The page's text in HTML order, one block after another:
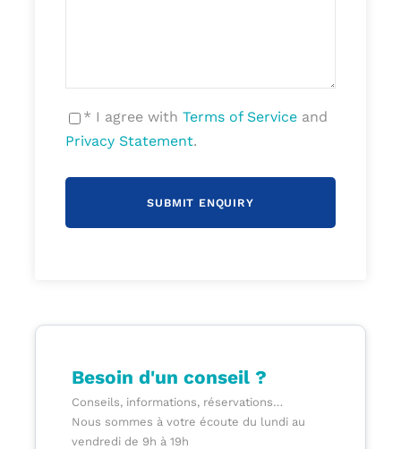
* I agree with Terms of Service and
Privacy Statement.
Besoin d'un conseil ?
Conseils, informations, réservations…
Nous sommes à votre écoute du lundi au
vendredi de 9h à 19h
en direction de Rome.
Dîner libre en cours de route et nuit en autocar.
Temps libre pour découvrir Rome à votre rythme.
Installation à l’hôtel dans la région de Rome.